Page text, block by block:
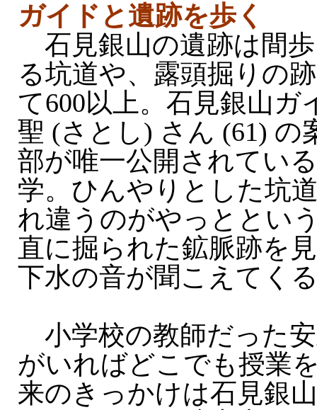
ガイドと遺跡を歩く
石見銀山の遺跡は間
る坑道や、露頭掘りの
て600以上。石見銀山ガ
聖 (さとし) さん (61) の
部が唯一公開されてい
学。ひんやりとした坑
れ違うのがやっととい
直に掘られた鉱脈跡を
下水の音が聞こえてく
小学校の教師だった
がいればどこでも授業
来のきっかけは石見銀